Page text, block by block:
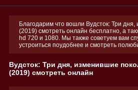
Благодарим что вошли Вудсток: Три
(2019) смотреть онлайн бесплатно, а
hd 720 и 1080. Мы также советуем вам
устроиться поудобнее и смотреть
Вудсток: Три дня, изменившие
(2019) смотреть онлайн